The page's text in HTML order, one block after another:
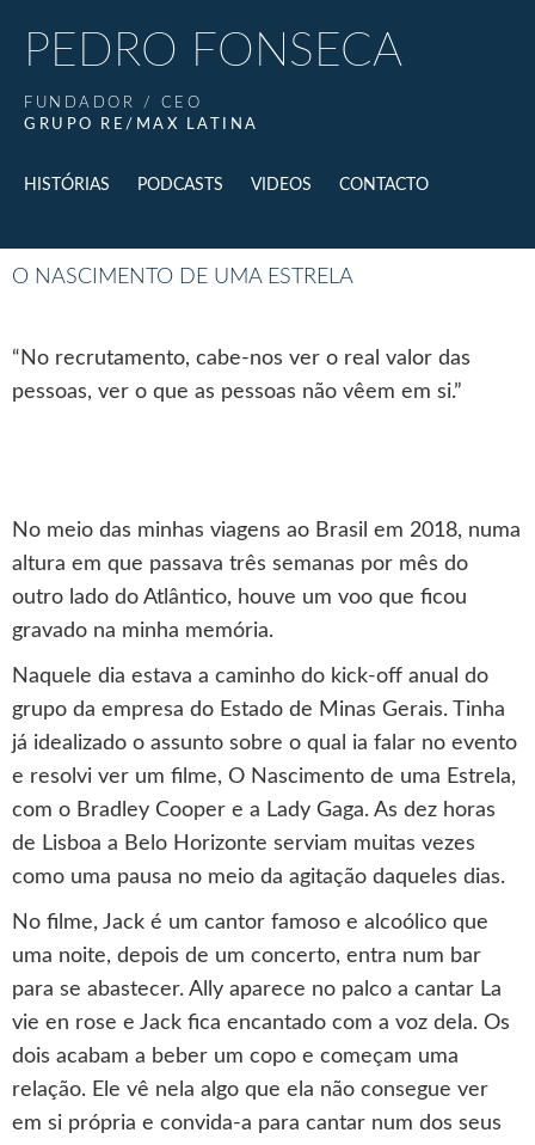
PEDRO FONSECA
FUNDADOR / CEO
GRUPO RE/MAX LATINA
HISTÓRIAS PODCASTS VIDEOS CONTACTO
O NASCIMENTO DE UMA ESTRELA
“No recrutamento, cabe-nos ver o real valor das
pessoas, ver o que as pessoas não vêem em si.”
No meio das minhas viagens ao Brasil em 2018, numa
altura em que passava três semanas por mês do
outro lado do Atlântico, houve um voo que ficou
gravado na minha memória.
Naquele dia estava a caminho do kick-off anual do
grupo da empresa do Estado de Minas Gerais. Tinha
já idealizado o assunto sobre o qual ia falar no evento
e resolvi ver um filme, O Nascimento de uma Estrela,
com o Bradley Cooper e a Lady Gaga. As dez horas
de Lisboa a Belo Horizonte serviam muitas vezes
como uma pausa no meio da agitação daqueles dias.
No filme, Jack é um cantor famoso e alcoólico que
uma noite, depois de um concerto, entra num bar
para se abastecer. Ally aparece no palco a cantar La
vie en rose e Jack fica encantado com a voz dela. Os
dois acabam a beber um copo e começam uma
relação. Ele vê nela algo que ela não consegue ver
em si própria e convida-a para cantar num dos seus